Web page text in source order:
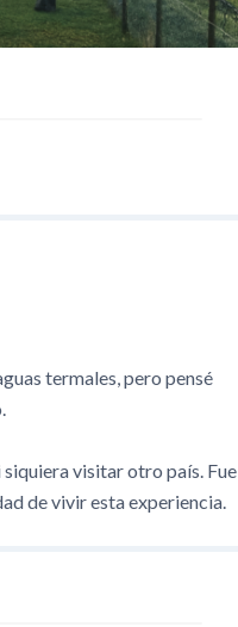
termales, pero pensé
visitar otro país. Fue
de vivir esta experiencia.